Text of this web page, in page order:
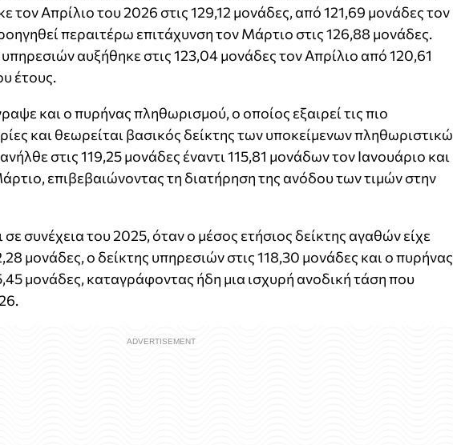
Απρίλιο του 2026 στις 129,12 μονάδες, από 121,69 μονάδες τον
περαιτέρω επιτάχυνση τον Μάρτιο στις 126,88 μονάδες.
υπηρεσιών αυξήθηκε στις 123,04 μονάδες τον Απρίλιο από 120,61
έτους.
και ο πυρήνας πληθωρισμού, ο οποίος εξαιρεί τις πιο
και θεωρείται βασικός δείκτης των υποκείμενων
στις 119,25 μονάδες έναντι 115,81 μονάδων τον Ιανουάριο και
επιβεβαιώνοντας τη διατήρηση της ανόδου των τιμών στην
σε συνέχεια του 2025, όταν ο μέσος ετήσιος δείκτης αγαθών είχε
μονάδες, ο δείκτης υπηρεσιών στις 118,30 μονάδες και ο πυρήνας
μονάδες, καταγράφοντας ήδη μια ισχυρή ανοδική τάση που